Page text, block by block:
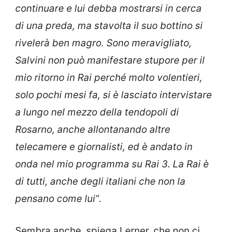
continuare e lui debba mostrarsi in cerca
di una preda, ma stavolta il suo bottino si
rivelerà ben magro. Sono meravigliato,
Salvini non può manifestare stupore per il
mio ritorno in Rai perché molto volentieri,
solo pochi mesi fa, si è lasciato intervistare
a lungo nel mezzo della tendopoli di
Rosarno, anche allontanando altre
telecamere e giornalisti, ed è andato in
onda nel mio programma su Rai 3. La Rai è
di tutti, anche degli italiani che non la
pensano come lui”.